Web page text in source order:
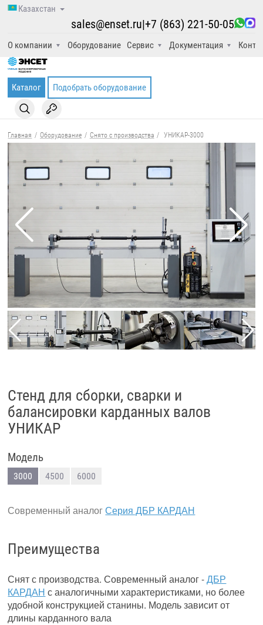
Казахстан
О компании Оборудование Сервис Документация
sales@enset.ru|+7 (863) 221-50-05
Каталог Подобрать оборудование
Главная / Оборудование / Снято с производства / УНИКАР-3000
Стенд для сборки, сварки и
балансировки карданных валов
УНИКАР
Модель
3000 4500 6000
Современный аналогСерия ДБР КАРДАН
Преимущества
Снят с производства. Современный аналог -ДБР
КАРДАН с аналогичными характеристиками, но более
удобной конструкцией станины. Модель зависит от
длины карданного вала